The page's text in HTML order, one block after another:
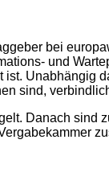
bei
und
sind,
Danach sind